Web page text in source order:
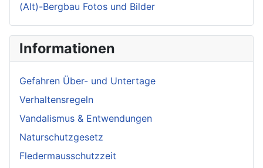
(Alt)-Bergbau Fotos und Bilder
Informationen
Gefahren Über- und Untertage
Verhaltensregeln
Vandalismus & Entwendungen
Naturschutzgesetz
Fledermausschutzzeit